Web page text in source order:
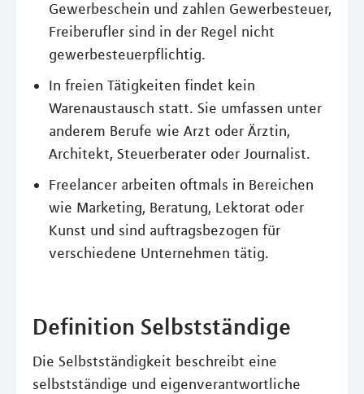
Gewerbeschein und zahlen Gewerbesteuer,
Freiberufler sind in der Regel nicht
gewerbesteuerpflichtig.
In freien Tätigkeiten findet kein
Warenaustausch statt. Sie umfassen unter
anderem Berufe wie Arzt oder Ärztin,
Architekt, Steuerberater oder Journalist.
Freelancer arbeiten oftmals in Bereichen
wie Marketing, Beratung, Lektorat oder
Kunst und sind auftragsbezogen für
verschiedene Unternehmen tätig.
Definition Selbstständige
Die Selbstständigkeit beschreibt eine
selbstständige und eigenverantwortliche